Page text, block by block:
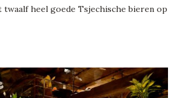
heel goede Tsjechische bieren op